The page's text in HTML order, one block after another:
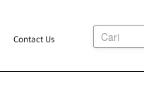
`
Contact Us Cari